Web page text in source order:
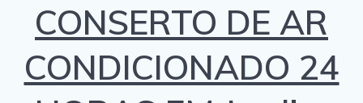
CONSERTO DE AR
CONDICIONADO 24